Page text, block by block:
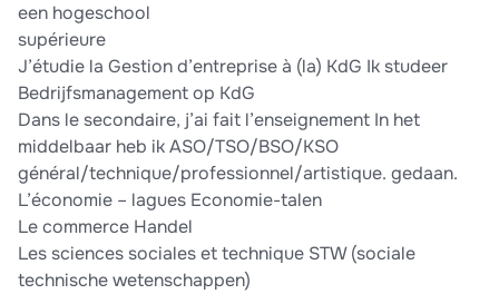
een hogeschool
supérieure
J’étudie la Gestion d’entreprise à (la) KdG Ik studeer
Bedrijfsmanagement op KdG
Dans le secondaire, j’ai fait l’enseignement In het
middelbaar heb ik ASO/TSO/BSO/KSO
général/technique/professionnel/artistique. gedaan.
L’économie – lagues Economie-talen
Le commerce Handel
Les sciences sociales et technique STW (sociale
technische wetenschappen)